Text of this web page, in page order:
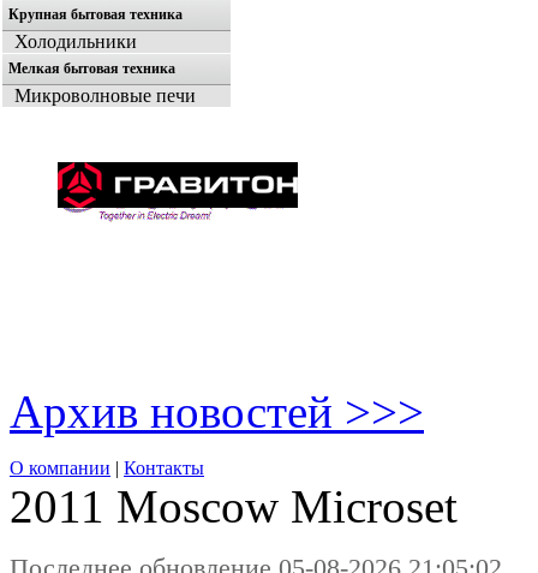
Крупная бытовая техника
Холодильники
Мелкая бытовая техника
Микроволновые печи
Архив новостей >>>
О компании | Контакты
2011 Moscow Microset